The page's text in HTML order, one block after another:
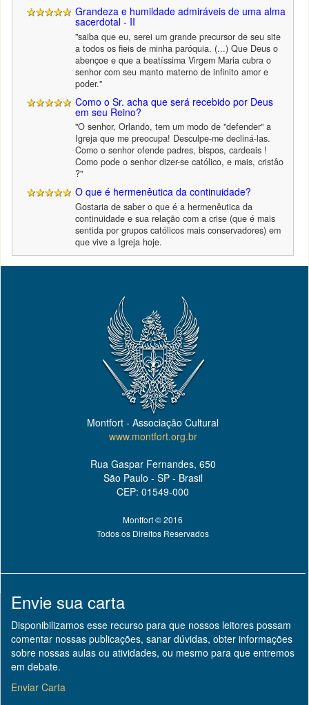
Grandeza e humildade admiráveis de uma alma
sacerdotal - II
"saiba que eu, serei um grande precursor de seu site
a todos os fieis de minha paróquia. (...) Que Deus o
abençoe e que a beatíssima Virgem Maria cubra o
senhor com seu manto materno de infinito amor e
poder."
Como o Sr. acha que será recebido por Deus
em seu Reino?
"O senhor, Orlando, tem um modo de "defender" a
Igreja que me preocupa! Desculpe-me decliná-las.
Como o senhor ofende padres, bispos, cardeais !
Como pode o senhor dizer-se católico, e mais, cristâo
?"
O que é hermenêutica da continuidade?
Gostaria de saber o que é a hermenêutica da
continuidade e sua relação com a crise (que é mais
sentida por grupos católicos mais conservadores) em
que vive a Igreja hoje.
Montfort - Associação Cultural
www.montfort.org.br
Rua Gaspar Fernandes, 650
São Paulo - SP - Brasil
CEP: 01549-000
Montfort © 2016
Todos os Direitos Reservados
Envie sua carta
Disponibilizamos esse recurso para que nossos leitores possam
comentar nossas publicações, sanar dúvidas, obter informações
sobre nossas aulas ou atividades, ou mesmo para que entremos
em debate.
Enviar Carta